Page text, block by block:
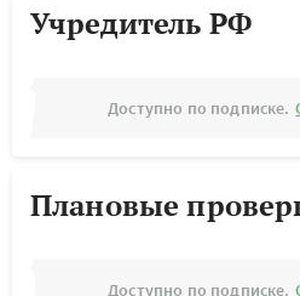
Учредитель РФ
Доступно по подписке.
Плановые
Доступно по подписке.